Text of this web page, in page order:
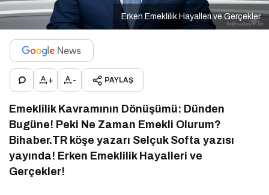
Erken Emeklilik Hayalleri ve Gerçekler
+ - PAYLAŞ
Emeklilik Kavramının Dönüşümü: Dünden
Bugüne! Peki Ne Zaman Emekli Olurum?
Bihaber.TR köşe yazarı Selçuk Softa yazısı
yayında! Erken Emeklilik Hayalleri ve
Gerçekler!